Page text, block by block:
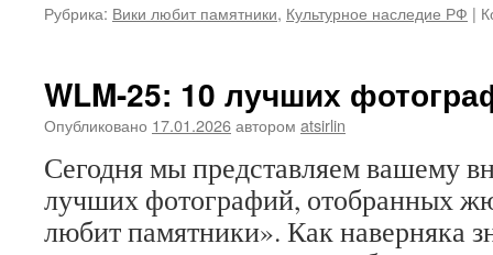
Рубрика: Вики любит памятники, Культурное наследие РФ |
WLM-25: 10 лучших
Опубликовано 17.01.2026автором atsirlin
Сегодня мы представляем вашему
лучших фотографий, отобранных
любит памятники». Как наверняка